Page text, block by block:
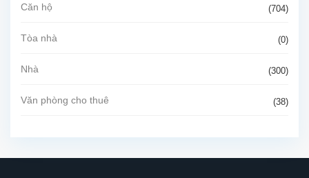
Căn hộ (704)
Tòa nhà (0)
Nhà (300)
Văn phòng cho thuê (38)